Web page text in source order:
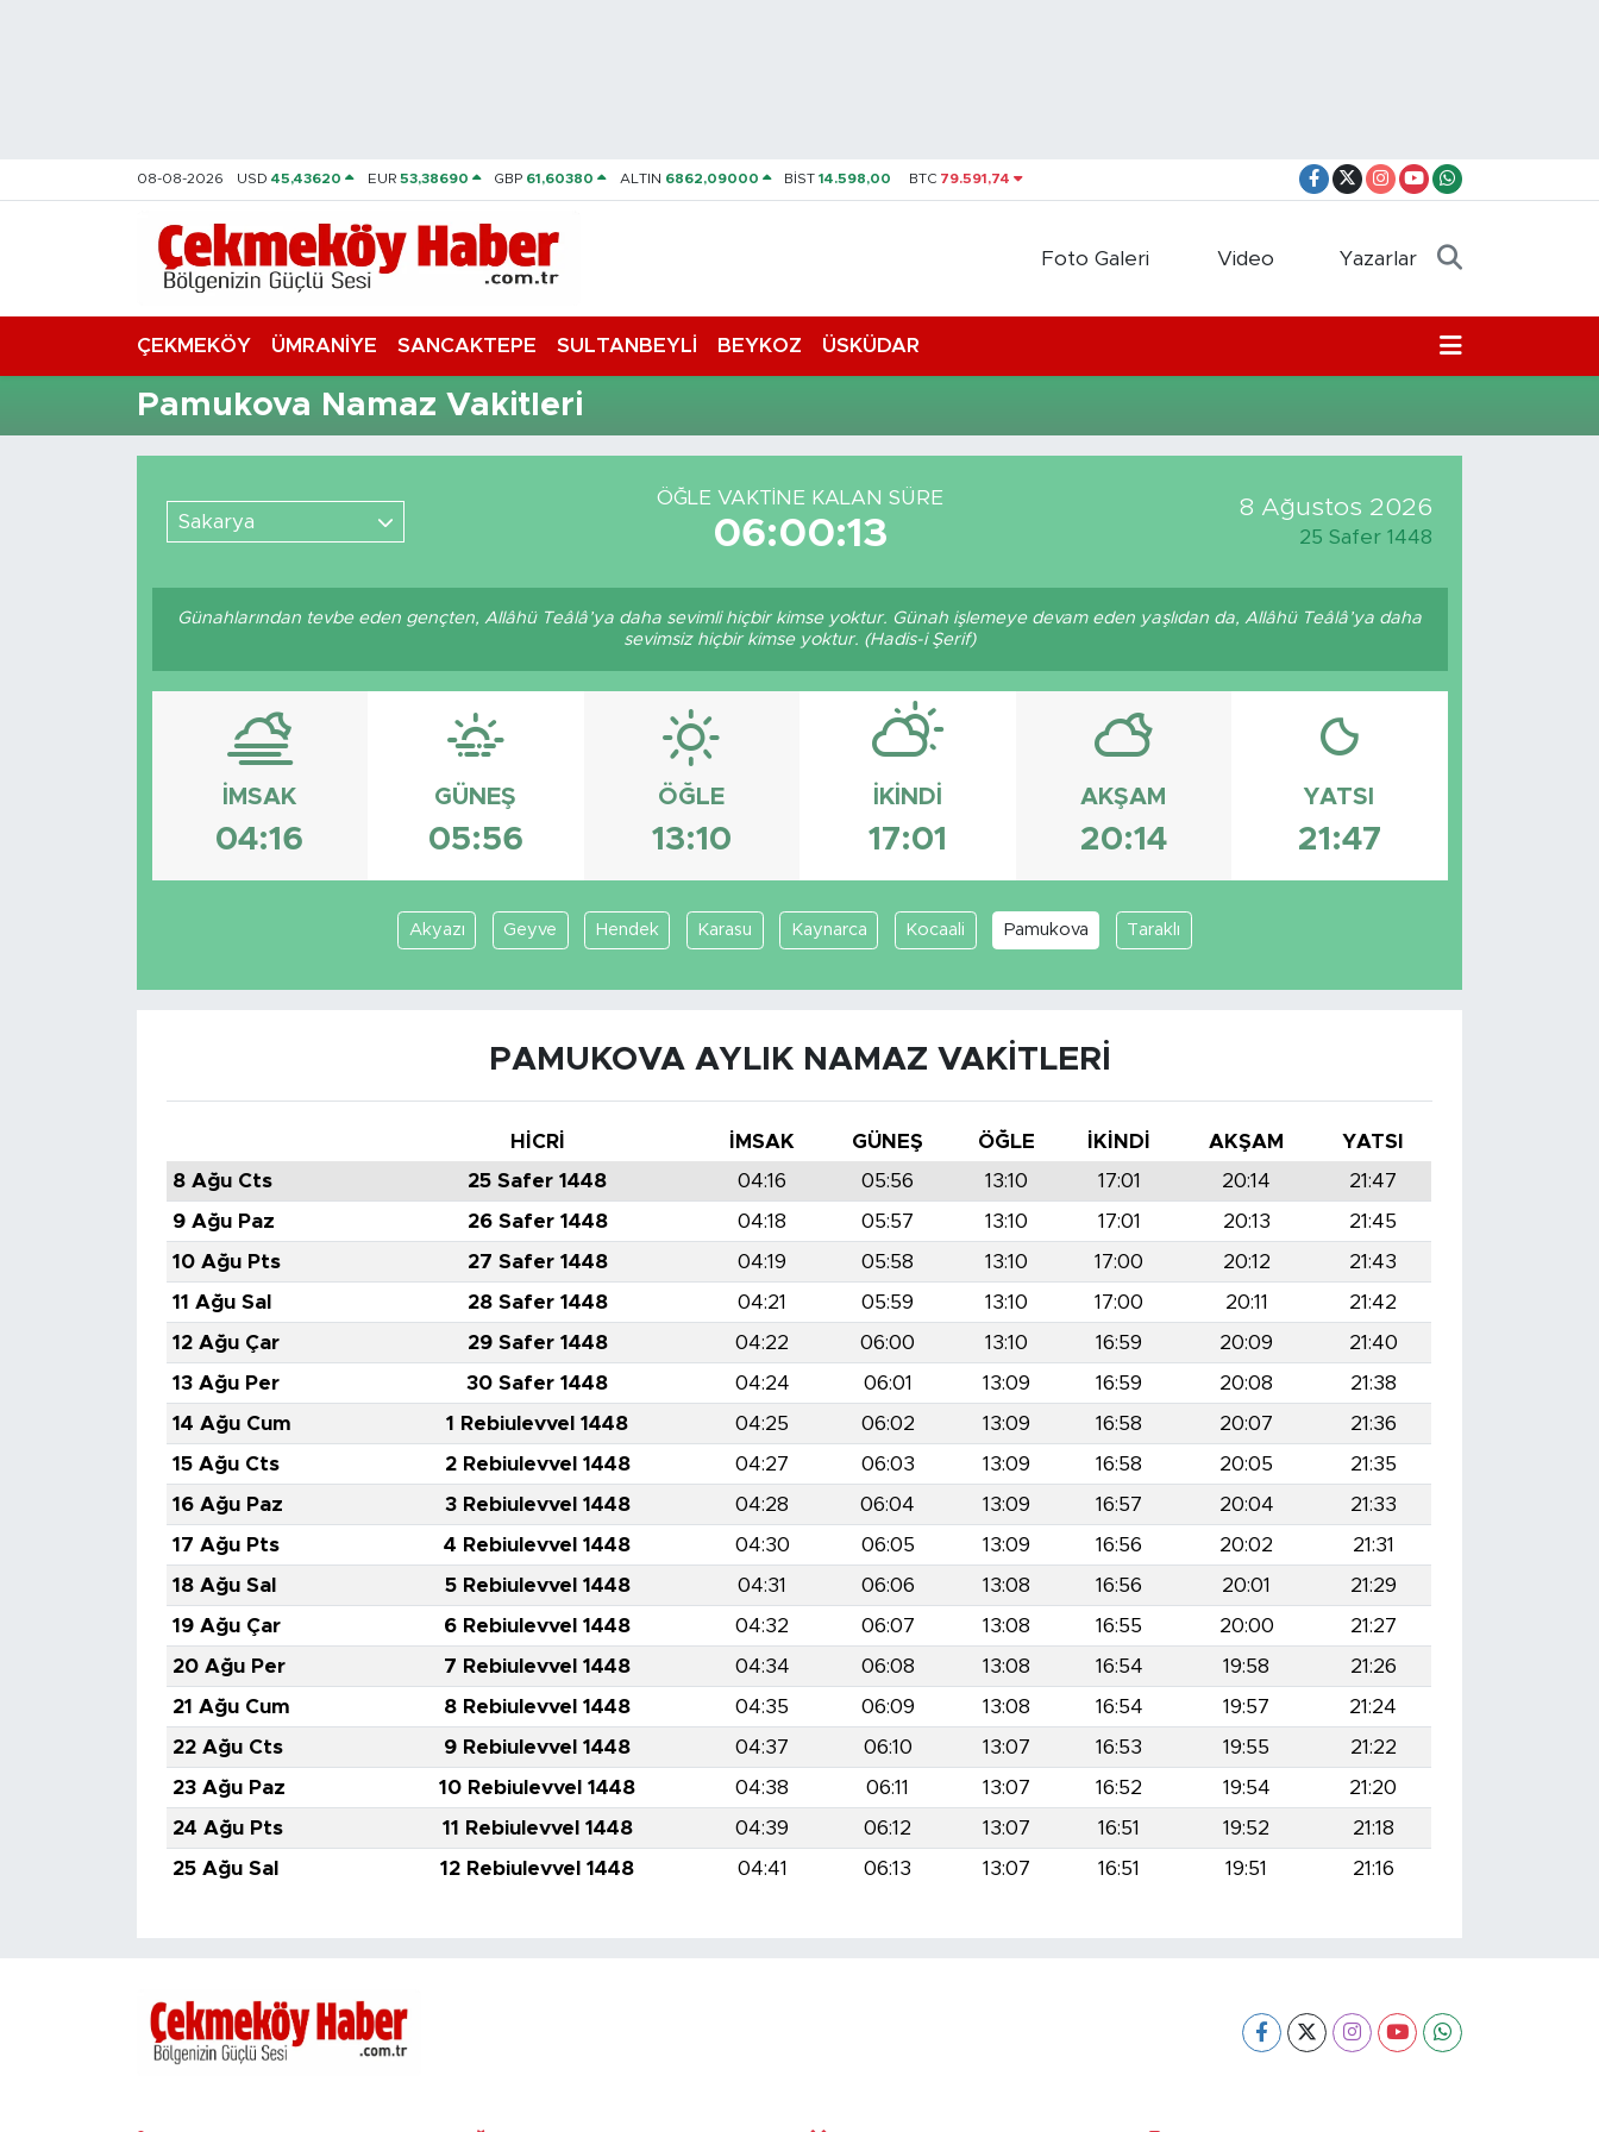
08-08-2026 USD45,43620 EUR 53,38690 GBP 61,60380 ALTIN 6862,09000 BİST14.598,00 BTC 79.591,74
Foto Galeri Video Yazarlar
ÇEKMEKÖY ÜMRANİYE SANCAKTEPE SULTANBEYLİ BEYKOZ ÜSKÜDAR
Pamukova Namaz Vakitleri
Sakarya
ÖĞLE VAKTİNE KALAN SÜRE
06:00:13
8 Ağustos 2026
25 Safer 1448
Günahlarından tevbe eden gençten, Allâhü Teâlâ’ya daha sevimli hiçbir kimse yoktur. Günah işlemeye devam eden yaşlıdan da, Allâhü Teâlâ’ya daha
sevimsiz hiçbir kimse yoktur. (Hadis-i Şerif)
İMSAK
04:16
GÜNEŞ
05:56
ÖĞLE
13:10
İKINDI
17:01
AKŞAM
20:14
YATSI
21:47
Akyazı Geyve Hendek Karasu Kaynarca Kocaali Pamukova Taraklı
PAMUKOVA AYLIK NAMAZ VAKITLERI
HİCRİ İMSAK GÜNEŞ ÖĞLE İKINDI AKŞAM
YATSI
8 Ağu Cts
25 Safer 1448 04:16 05:56 13:10 17:01 20:14
21:47
9 Ağu Paz
26 Safer 1448 04:18 05:57 13:10 17:01 20:13
21:45
10 Ağu Pts
27 Safer 1448 04:19 05:58 13:10 17:00 20:12
21:43
11 Ağu Sal
28 Safer 1448 04:21 05:59 13:10 17:00 20:11
21:42
12 Ağu Çar
29 Safer 1448 04:22 06:00 13:10 16:59 20:09
21:40
13 Ağu Per
30 Safer 1448 04:24 06:01 13:09 16:59 20:08
21:38
14 Ağu Cum
1 Rebiulevvel 1448 04:25 06:02 13:09 16:58 20:07
21:36
15 Ağu Cts
2 Rebiulevvel 1448 04:27 06:03 13:09 16:58 20:05
21:35
16 Ağu Paz
3 Rebiulevvel 1448 04:28 06:04 13:09 16:57 20:04
21:33
17 Ağu Pts
4 Rebiulevvel 1448 04:30 06:05 13:09 16:56 20:02
21:31
18 Ağu Sal
5 Rebiulevvel 1448 04:31 06:06 13:08 16:56 20:01
21:29
19 Ağu Çar
6 Rebiulevvel 1448 04:32 06:07 13:08 16:55 20:00
21:27
20 Ağu Per
7 Rebiulevvel 1448 04:34 06:08 13:08 16:54 19:58
21:26
21 Ağu Cum
8 Rebiulevvel 1448 04:35 06:09 13:08 16:54 19:57
21:24
22 Ağu Cts
9 Rebiulevvel 1448 04:37 06:10 13:07 16:53 19:55
21:22
23 Ağu Paz
10 Rebiulevvel 1448 04:38 06:11 13:07 16:52 19:54
21:20
24 Ağu Pts
11 Rebiulevvel 1448 04:39 06:12 13:07 16:51 19:52
21:18
25 Ağu Sal
12 Rebiulevvel 1448 04:41 06:13 13:07 16:51 19:51 21:16
Trafik Durumu
Süper Lig Puan Durumu ve Fikstür
Tüm Manşetler
Son Dakika Haberleri
Haber Arşivi